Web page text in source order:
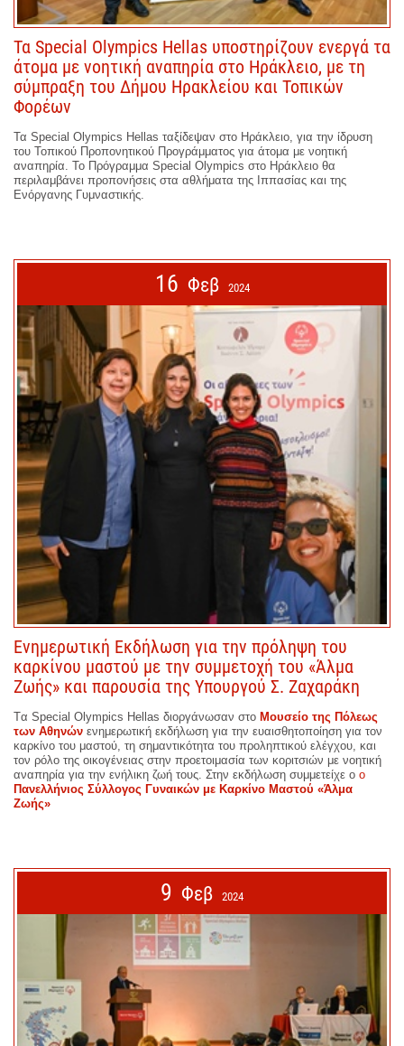
Τα Special Olympics Hellas υποστηρίζουν ενεργά τα
άτομα με νοητική αναπηρία στο Ηράκλειο, με τη
σύμπραξη του Δήμου Ηρακλείου και Τοπικών
Φορέων
Τα Special Olympics Hellas ταξίδεψαν στο Ηράκλειο, για την ίδρυση
του Τοπικού Προπονητικού Προγράμματος για άτομα με νοητική
αναπηρία. Το Πρόγραμμα Special Olympics στο Ηράκλειο θα
περιλαμβάνει προπονήσεις στα αθλήματα της Ιππασίας και της
Ενόργανης Γυμναστικής.
16 Φεβ 2024
Ενημερωτική Εκδήλωση για την πρόληψη του
καρκίνου μαστού με την συμμετοχή του «Άλμα
Ζωής» και παρουσία της Υπουργού Σ. Ζαχαράκη
Tα Special Olympics Hellas διοργάνωσαν στο Μουσείο της Πόλεως
των Αθηνών ενημερωτική εκδήλωση για την ευαισθητοποίηση για τον
καρκίνο του μαστού, τη σημαντικότητα του προληπτικού ελέγχου, και
τον ρόλο της οικογένειας στην προετοιμασία των κοριτσιών με νοητική
αναπηρία για την ενήλικη ζωή τους. Στην εκδήλωση συμμετείχε ο ο
Πανελλήνιος Σύλλογος Γυναικών με Καρκίνο Μαστού «Άλμα
Ζωής»
9 Φεβ 2024